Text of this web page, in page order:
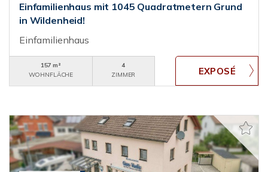
Einfamilienhaus mit 1045 Quadratmetern Grund
in Wildenheid!
Einfamilienhaus
157 m²
WOHNFLÄCHE
4
ZIMMER